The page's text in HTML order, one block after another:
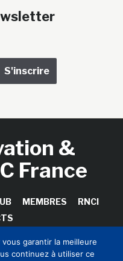
&
France
MEMBRES
RNCI
garantir la meilleure
continuez à utiliser ce